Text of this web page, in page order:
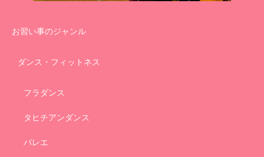
お習い事のジャンル
ダンス・フィットネス
フラダンス
タヒチアンダンス
バレエ